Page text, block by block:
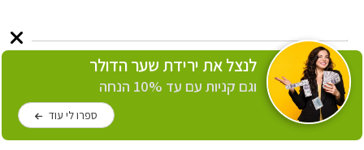
לנצל את ירידת שער הדולר
וגם קניות עם עד 10% הנחה
ספרו לי עוד